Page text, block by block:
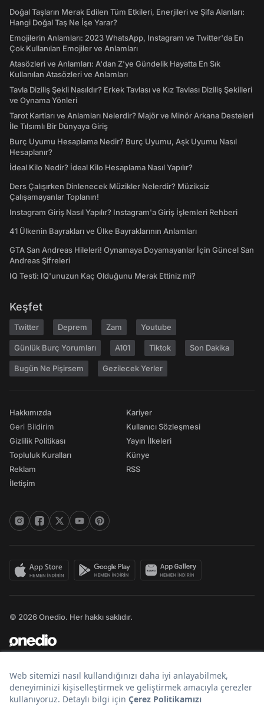
Doğal Taşların Merak Edilen Tüm Etkileri, Enerjileri ve Şifa Alanları:
Hangi Doğal Taş Ne İşe Yarar?
Emojilerin Anlamları: 2023 WhatsApp, Instagram ve Twitter'da En
Çok Kullanılan Emojiler ve Anlamları
Atasözleri ve Anlamları: A'dan Z'ye Gündelik Hayatta En Sık
Kullanılan Atasözleri ve Anlamları
Tavla Diziliş Şekli Nasıldır? Erkek Tavlası ve Kız Tavlası Diziliş Şekilleri
ve Oynama Yönleri
Tarot Kartları ve Anlamları Nelerdir? Majör ve Minör Arkana Desteleri
İle Tılsımlı Bir Dünyaya Giriş
Burç Uyumu Hesaplama Nedir? Burç Uyumu, Aşk Uyumu Nasıl
Hesaplanır?
İdeal Kilo Nedir? İdeal Kilo Hesaplama Nasıl Yapılır?
Ders Çalışırken Dinlenecek Müzikler Nelerdir? Müziksiz
Çalışamayanlar Toplanın!
Instagram Giriş Nasıl Yapılır? Instagram'a Giriş İşlemleri Rehberi
41 Ülkenin Bayrakları ve Ülke Bayraklarının Anlamları
GTA San Andreas Hileleri! Oynamaya Doyamayanlar İçin Güncel San
Andreas Şifreleri
IQ Testi: IQ'unuzun Kaç Olduğunu Merak Ettiniz mi?
Keşfet
Twitter Deprem Zam Youtube
Günlük Burç Yorumları A101 Tiktok Son Dakika
Bugün Ne Pişirsem Gezilecek Yerler
Hakkımızda
Geri Bildirim
Gizlilik Politikası
Topluluk Kuralları
Reklam
İletişim
Kariyer
Kullanıcı Sözleşmesi
Yayın İlkeleri
Künye
RSS
© 2026 Onedio. Her hakkı saklıdır.
Bir markasıdır.